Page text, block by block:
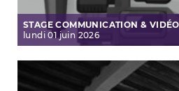
STAGE COMMUNICATION &
lundi 01 juin 2026